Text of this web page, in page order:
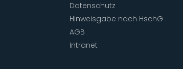
Datenschutz
Hinweisgabe nach HschG
AGB
Intranet